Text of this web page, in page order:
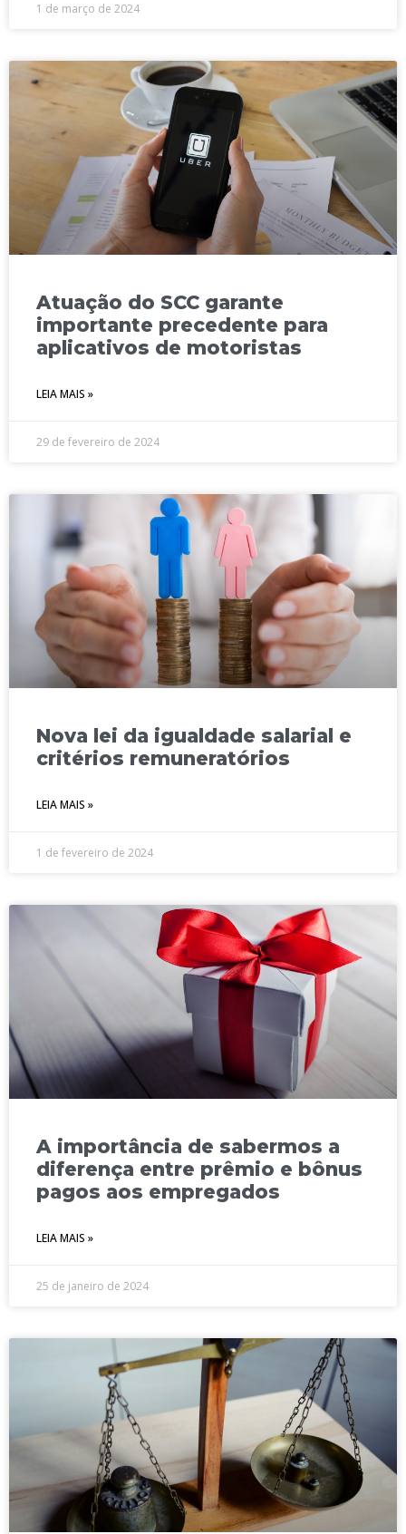
1 de março de 2024
Atuação do SCC garante
importante precedente para
aplicativos de motoristas
LEIA MAIS »
29 de fevereiro de 2024
Nova lei da igualdade salarial e
critérios remuneratórios
LEIA MAIS »
1 de fevereiro de 2024
A importância de sabermos a
diferença entre prêmio e bônus
pagos aos empregados
LEIA MAIS »
25 de janeiro de 2024